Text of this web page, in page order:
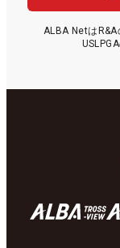
ALBA Netは